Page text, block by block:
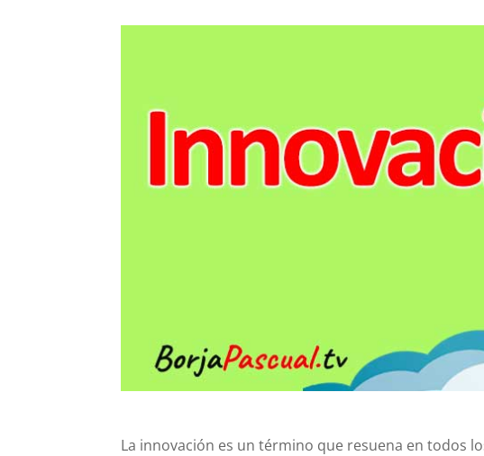
La innovación es un término que resuena en todos